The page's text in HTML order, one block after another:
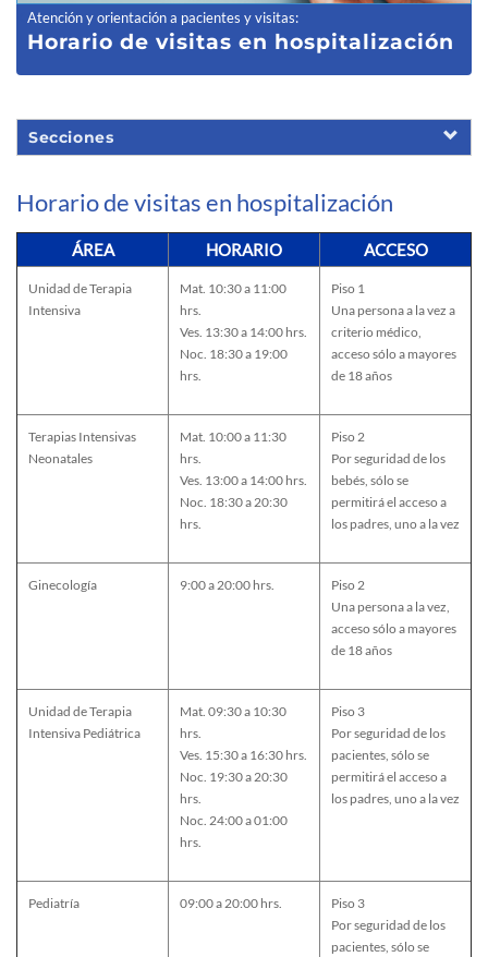
Atención y orientación a pacientes y visitas:
Horario de visitas en hospitalización
Secciones
Horario de visitas en hospitalización
ÁREA HORARIO ACCESO
Unidad de Terapia
Intensiva
Mat. 10:30 a 11:00
hrs.
Ves. 13:30 a 14:00 hrs.
Noc. 18:30 a 19:00
hrs.
Piso 1
Una persona a la vez a
criterio médico,
acceso sólo a mayores
de 18 años
Terapias Intensivas
Neonatales
Mat. 10:00 a 11:30
hrs.
Ves. 13:00 a 14:00 hrs.
Noc. 18:30 a 20:30
hrs.
Piso 2
Por seguridad de los
bebés, sólo se
permitirá el acceso a
los padres, uno a la vez
Ginecología 9:00 a 20:00 hrs.
Piso 2
Una persona a la vez,
acceso sólo a mayores
de 18 años
Unidad de Terapia
Intensiva Pediátrica
Mat. 09:30 a 10:30
hrs.
Ves. 15:30 a 16:30 hrs.
Noc. 19:30 a 20:30
hrs.
Noc. 24:00 a 01:00
hrs.
Piso 3
Por seguridad de los
pacientes, sólo se
permitirá el acceso a
los padres, uno a la vez
Pediatría 09:00 a 20:00 hrs.
Piso 3
Por seguridad de los
pacientes, sólo se